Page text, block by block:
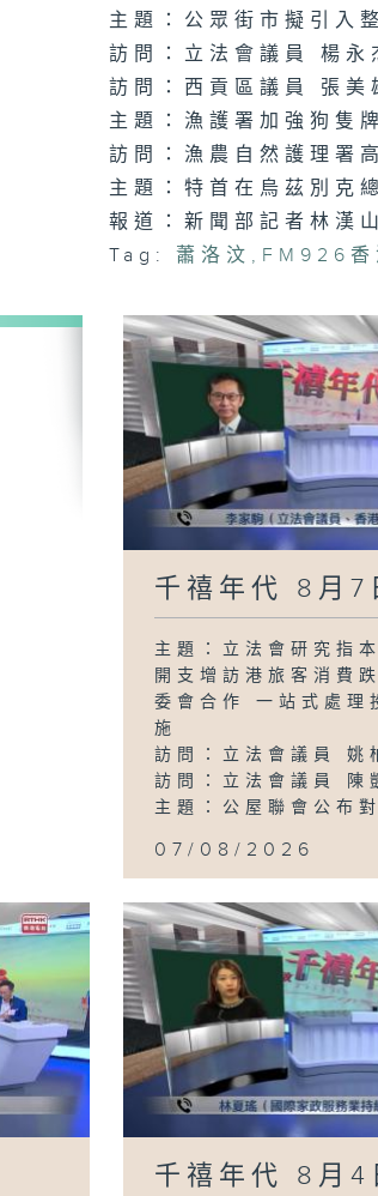
主題：公眾街市擬引入
訪問：立法會議員 楊永
訪問：西貢區議員 張美
主題：漁護署加強狗隻
訪問：漁農自然護理署
主題：特首在烏茲別克
報道：新聞部記者林漢山
Tag:
蕭洛汶 , FM926香
千禧年代 8月7
主題：立法會研究指
開支增訪港旅客消費
委會合作 一站式處理
施
訪問：立法會議員 姚
訪問：立法會議員 陳
主題：公屋聯會公布
07/08/2026
千禧年代 8月4